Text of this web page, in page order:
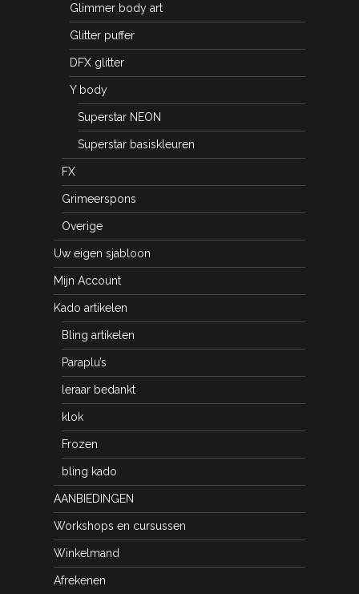
Glimmer body art
Glitter puffer
DFX glitter
Y body
Superstar NEON
Superstar basiskleuren
FX
Grimeerspons
Overige
Uw eigen sjabloon
Mijn Account
Kado artikelen
Bling artikelen
Paraplu’s
leraar bedankt
klok
Frozen
bling kado
AANBIEDINGEN
Workshops en cursussen
Winkelmand
Afrekenen